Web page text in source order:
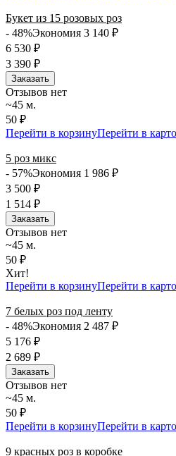
Букет из 15 розовых роз
- 48%Экономия 3 140 ₽
6 530 ₽
3 390 ₽
Заказать
Отзывов нет
~45 м.
50 ₽
Перейти в корзинуПерейти в
5 роз микс
- 57%Экономия 1 986 ₽
3 500 ₽
1 514 ₽
Заказать
Отзывов нет
~45 м.
50 ₽
Хит!
Перейти в корзинуПерейти в
7 белых роз под ленту
- 48%Экономия 2 487 ₽
5 176 ₽
2 689 ₽
Заказать
Отзывов нет
~45 м.
50 ₽
Перейти в корзинуПерейти в
9 красных роз в коробке